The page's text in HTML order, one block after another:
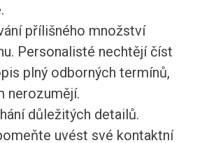
přílišného množství
Personalisté nechtějí číst
plný odborných termínů,
nerozumějí.
důležitých detailů.
uvést své kontaktní